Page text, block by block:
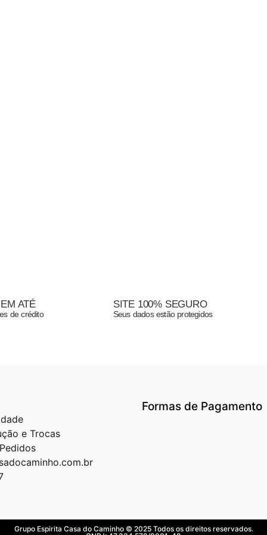
ATÉ
de crédito
SITE 100% SEGURO
Seus dados estão protegidos
e Trocas
Formas de Pagamento
Grupo Espirita Casa do Caminho © 2025 Todos os direitos reservados.